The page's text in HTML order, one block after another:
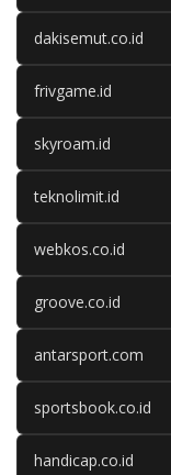
dakisemut.co.id
frivgame.id
skyroam.id
teknolimit.id
webkos.co.id
groove.co.id
antarsport.com
sportsbook.co.id
handicap.co.id